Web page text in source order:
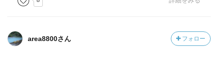
area8800さん フォロー